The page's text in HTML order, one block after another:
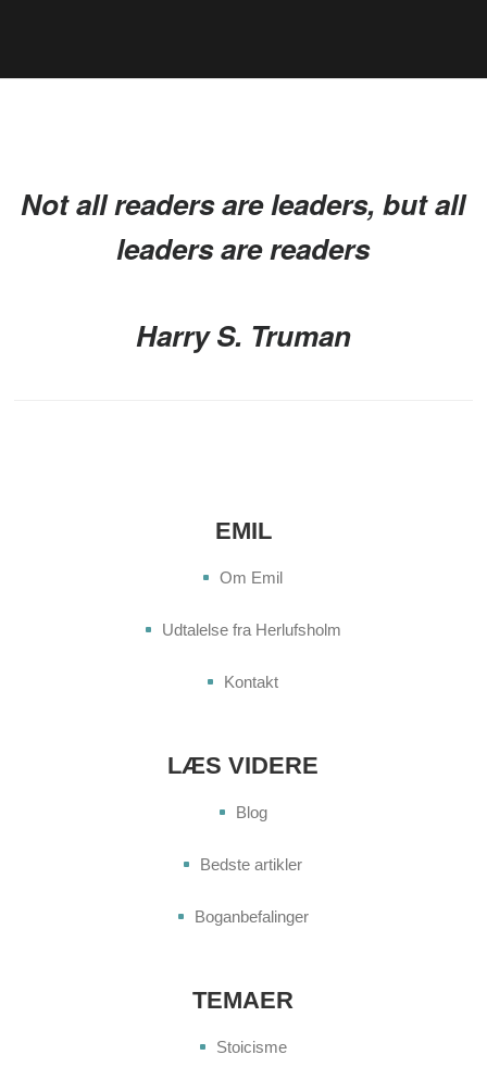
Not all readers are leaders, but all
leaders are readers
Harry S. Truman
EMIL
Om Emil
Udtalelse fra Herlufsholm
Kontakt
LÆS VIDERE
Blog
Bedste artikler
Boganbefalinger
TEMAER
Stoicisme